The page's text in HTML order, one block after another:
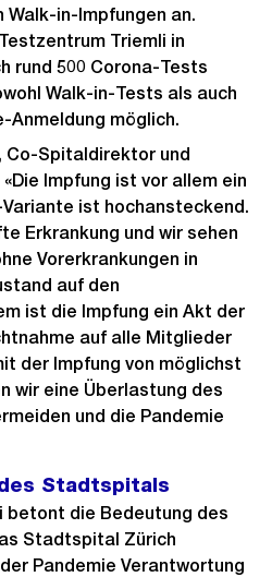
Walk-in-Impfungen an.
Triemli in
rund 500 Corona-Tests
Walk-in-Tests als auch
Anmeldung möglich.
Co-Spitaldirektor und
Impfung ist vor allem ein
ist hochansteckend.
Erkrankung und wir sehen
Vorerkrankungen in
auf den
ist die Impfung ein Akt der
auf alle Mitglieder
der Impfung von möglichst
wir eine Überlastung des
und die Pandemie
Stadtspitals
betont die Bedeutung des
Stadtspital Zürich
Pandemie Verantwortung